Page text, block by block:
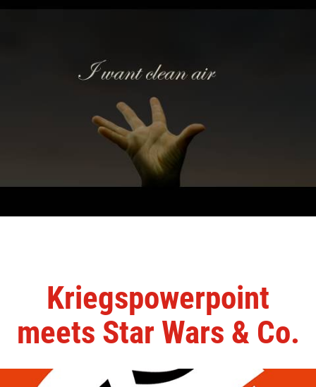
Kriegspowerpoint
meets Star Wars & Co.